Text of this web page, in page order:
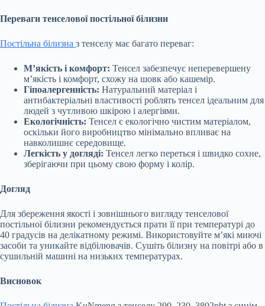
Переваги тенселової постільної білизни
Постільна білизна з тенселу має багато переваг:
М’якість і комфорт: Тенсел забезпечує неперевершену
м’якість і комфорт, схожу на шовк або кашемір.
Гіпоалергенність: Натуральний матеріал і
антибактеріальні властивості роблять тенсел ідеальним для
людей з чутливою шкірою і алергіями.
Екологічність: Тенсел є екологічно чистим матеріалом,
оскільки його виробництво мінімально впливає на
навколишнє середовище.
Легкість у догляді: Тенсел легко переться і швидко сохне,
зберігаючи при цьому свою форму і колір.
Догляд
Для збереження якості і зовнішнього вигляду тенселової
постільної білизни рекомендується прати її при температурі до
40 градусів на делікатному режимі. Використовуйте м’які миючі
засоби та уникайте відбілювачів. Сушіть білизну на повітрі або в
сушильній машині на низьких температурах.
Висновок